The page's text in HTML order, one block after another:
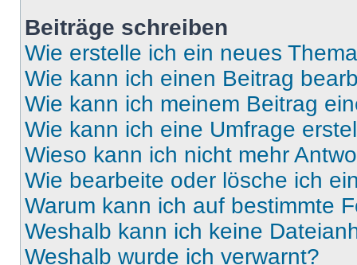
Beiträge schreiben
Wie erstelle ich ein neues
Wie kann ich einen Beitrag
Wie kann ich meinem Beitrag
Wie kann ich eine Umfrage
Wieso kann ich nicht mehr
Wie bearbeite oder lösche ich
Warum kann ich auf bestimmte
Weshalb kann ich keine
Weshalb wurde ich verwarnt?